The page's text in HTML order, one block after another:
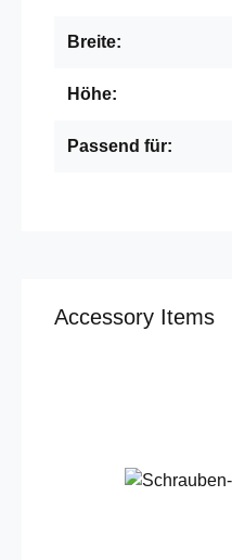
Breite:
Höhe:
Passend für:
Accessory Items